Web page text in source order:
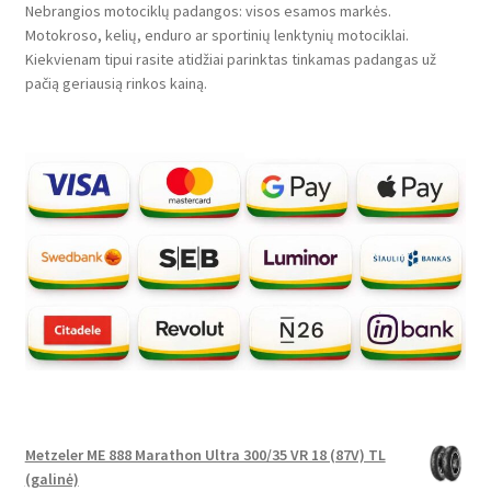
Nebrangios motociklų padangos: visos esamos markės.
Motokroso, kelių, enduro ar sportinių lenktynių motociklai.
Kiekvienam tipui rasite atidžiai parinktas tinkamas padangas už
pačią geriausią rinkos kainą.
Metzeler ME 888 Marathon Ultra 300/35 VR 18 (87V) TL
(galinė)